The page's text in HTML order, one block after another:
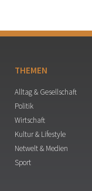
THEMEN
Alltag & Gesellschaft
Politik
Wirtschaft
Kultur & Lifestyle
Netwelt & Medien
Sport